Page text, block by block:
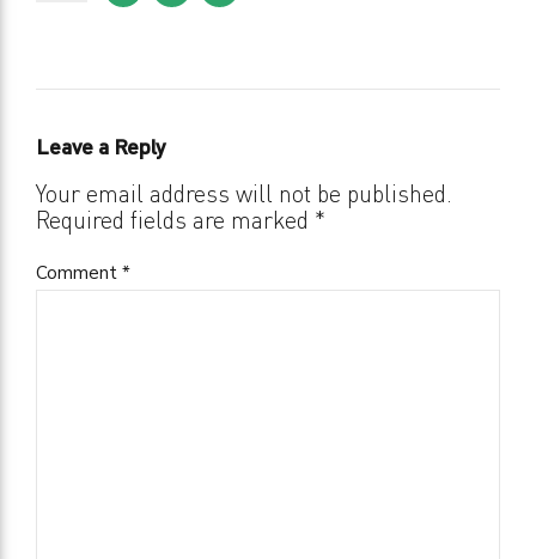
Leave a Reply
Your email address will not be published.
Required fields are marked *
Comment *